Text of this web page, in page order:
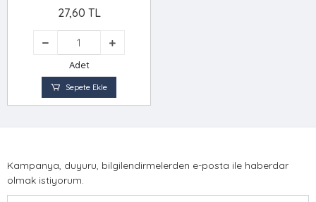
27,60 TL
Adet
Sepete Ekle
Kampanya, duyuru, bilgilendirmelerden e-posta ile haberdar
olmak istiyorum.